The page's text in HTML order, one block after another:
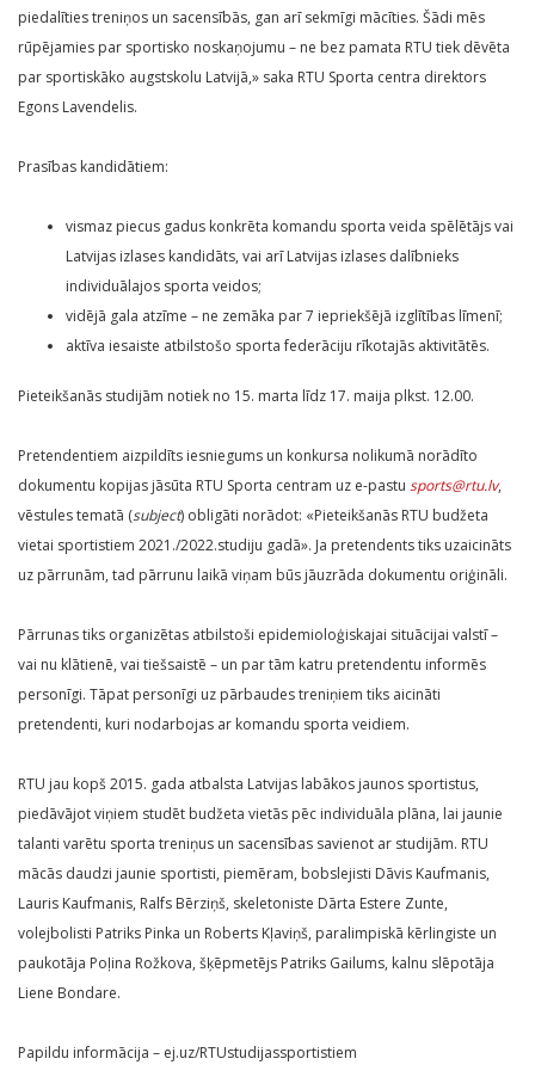
piedalīties treniņos un sacensībās, gan arī sekmīgi mācīties. Šādi mēs
rūpējamies par sportisko noskaņojumu – ne bez pamata RTU tiek dēvēta
par sportiskāko augstskolu Latvijā,» saka RTU Sporta centra direktors
Egons Lavendelis.
Prasības kandidātiem:
vismaz piecus gadus konkrēta komandu sporta veida spēlētājs vai
Latvijas izlases kandidāts, vai arī Latvijas izlases dalībnieks
individuālajos sporta veidos;
vidējā gala atzīme – ne zemāka par 7 iepriekšējā izglītības līmenī;
aktīva iesaiste atbilstošo sporta federāciju rīkotajās aktivitātēs.
Pieteikšanās studijām notiek no 15. marta līdz 17. maija plkst. 12.00.
Pretendentiem aizpildīts iesniegums un konkursa nolikumā norādīto
dokumentu kopijas jāsūta RTU Sporta centram uz e-pastu sports@rtu.lv,
vēstules tematā (subject) obligāti norādot: «Pieteikšanās RTU budžeta
vietai sportistiem 2021./2022.studiju gadā». Ja pretendents tiks uzaicināts
uz pārrunām, tad pārrunu laikā viņam būs jāuzrāda dokumentu oriģināli.
Pārrunas tiks organizētas atbilstoši epidemioloģiskajai situācijai valstī –
vai nu klātienē, vai tiešsaistē – un par tām katru pretendentu informēs
personīgi. Tāpat personīgi uz pārbaudes treniņiem tiks aicināti
pretendenti, kuri nodarbojas ar komandu sporta veidiem.
RTU jau kopš 2015. gada atbalsta Latvijas labākos jaunos sportistus,
piedāvājot viņiem studēt budžeta vietās pēc individuāla plāna, lai jaunie
talanti varētu sporta treniņus un sacensības savienot ar studijām. RTU
mācās daudzi jaunie sportisti, piemēram, bobslejisti Dāvis Kaufmanis,
Lauris Kaufmanis, Ralfs Bērziņš, skeletoniste Dārta Estere Zunte,
volejbolisti Patriks Pinka un Roberts Kļaviņš, paralimpiskā kērlingiste un
paukotāja Poļina Rožkova, šķēpmetējs Patriks Gailums, kalnu slēpotāja
Liene Bondare.
Papildu informācija – ej.uz/RTUstudijassportistiem